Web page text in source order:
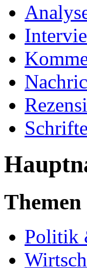
Themen
Politik